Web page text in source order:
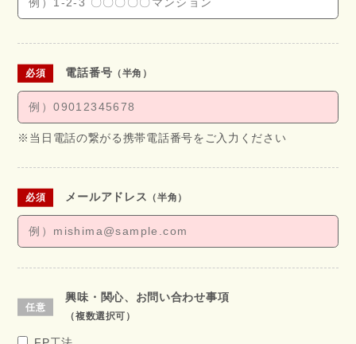
電話番号 （半角）
※当日電話の繋がる携帯電話番号をご入力ください
メールアドレス （半角）
興味・関心、お問い合わせ事項
（複数選択可）